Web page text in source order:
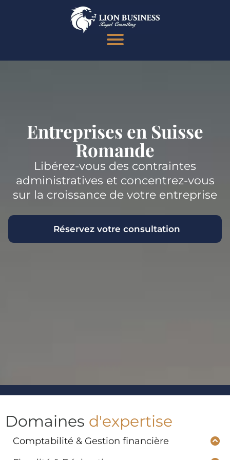
Entreprises en Suisse
Romande
Libérez-vous des contraintes
administratives et concentrez-vous
sur la croissance de votre entreprise
Réservez votre consultation
Domaines d'expertise
Comptabilité & Gestion financière